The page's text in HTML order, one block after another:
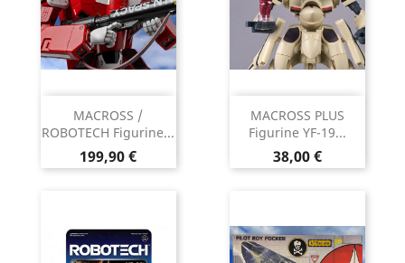
MACROSS /
ROBOTECH Figurine...
Prix
199,90 €
MACROSS PLUS
Figurine YF-19...
Prix
38,00 €